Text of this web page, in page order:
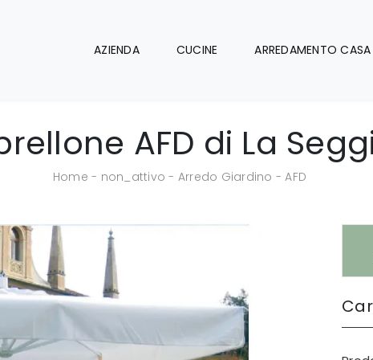
AZIENDA CUCINE ARREDAMENTO CASA
AFD di La
Home - non_attivo - Arredo Giardino -AFD